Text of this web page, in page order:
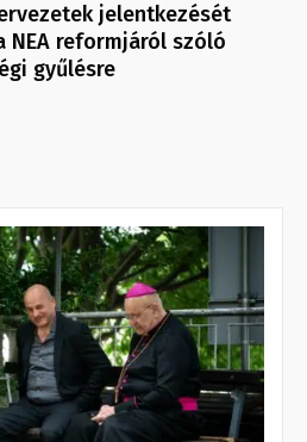
jelentkezését
NEA reformjáról szóló
gyűlésre